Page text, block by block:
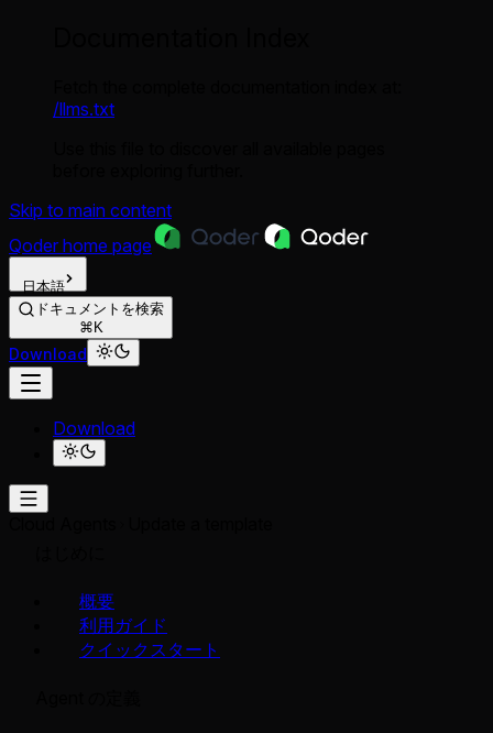
/llms.txt
Skip to main content
Qoder home page
日本語
ドキュメントを検索
⌘K
Download
Download
概要
利用ガイド
クイックスタート